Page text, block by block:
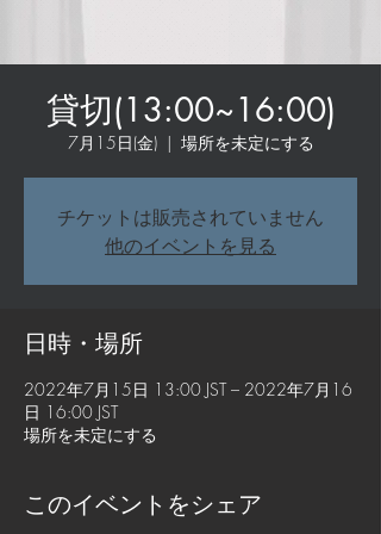
貸切(13:00~16:00)
7月15日(金)
  |
場所を未定にする
チケットは販売されていません
他のイベントを見る
日時・場所
2022年7月15日 13:00 JST – 2022年7月16
日 16:00 JST
場所を未定にする
このイベントをシェア